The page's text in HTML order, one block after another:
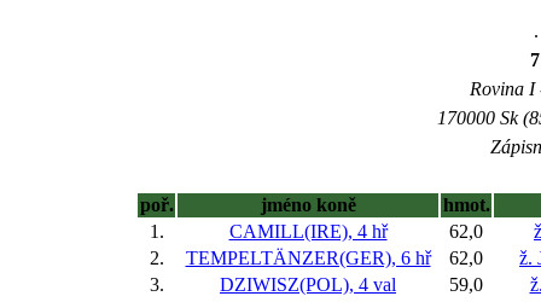
Rovina I
170000 Sk
poř. jméno koně
hmot.
1.
CAMILL(IRE), 4 hř 62,0
2.
TEMPELTÄNZER(GER), 6 hř 62,0
ž.
3.
DZIWISZ(POL), 4 val 59,0